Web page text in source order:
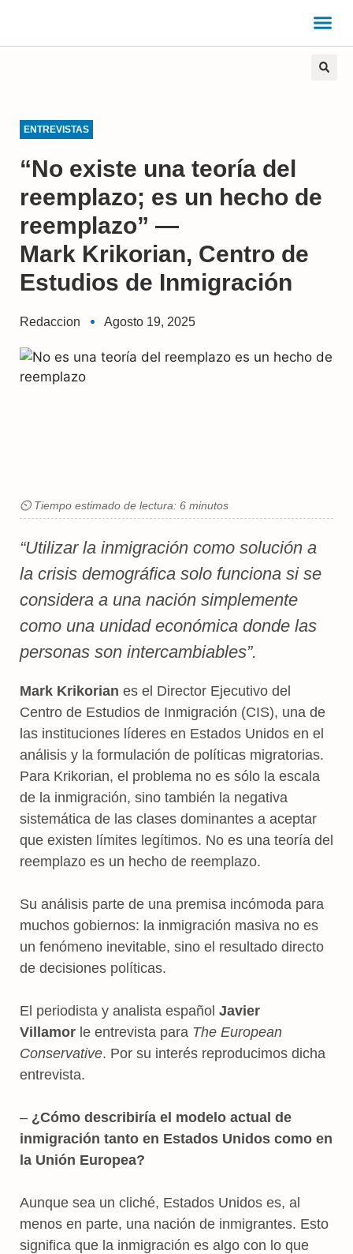
ENTREVISTAS
“No existe una teoría del
reemplazo; es un hecho de
reemplazo” —
Mark Krikorian, Centro de
Estudios de Inmigración
Redaccion Agosto 19, 2025
⏲ Tiempo estimado de lectura: 6 minutos
“Utilizar la inmigración como solución a
la crisis demográfica solo funciona si se
considera a una nación simplemente
como una unidad económica donde las
personas son intercambiables”.
Mark Krikorian es el Director Ejecutivo del
Centro de Estudios de Inmigración (CIS), una de
las instituciones líderes en Estados Unidos en el
análisis y la formulación de políticas migratorias.
Para Krikorian, el problema no es sólo la escala
de la inmigración, sino también la negativa
sistemática de las clases dominantes a aceptar
que existen límites legítimos. No es una teoría del
reemplazo es un hecho de reemplazo.
Su análisis parte de una premisa incómoda para
muchos gobiernos: la inmigración masiva no es
un fenómeno inevitable, sino el resultado directo
de decisiones políticas.
El periodista y analista español Javier
Villamor le entrevista para The European
Conservative. Por su interés reproducimos dicha
entrevista.
– ¿Cómo describiría el modelo actual de
inmigración tanto en Estados Unidos como en
la Unión Europea?
Aunque sea un cliché, Estados Unidos es, al
menos en parte, una nación de inmigrantes. Esto
significa que la inmigración es algo con lo que